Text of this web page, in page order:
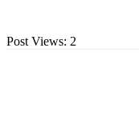
Post Views: 2